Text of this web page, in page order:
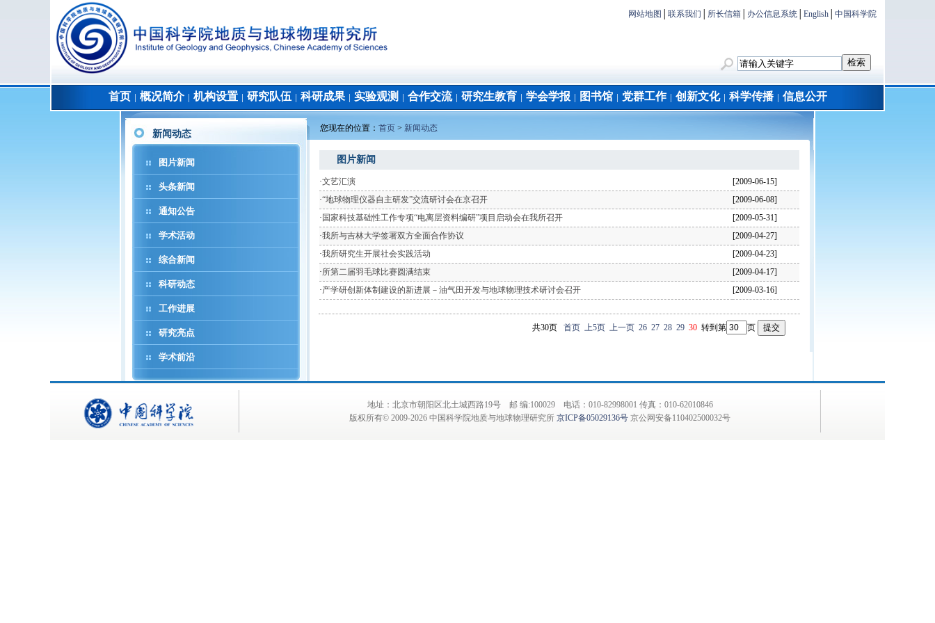
网站地图 联系我们 所长信箱 办公信息系统 English 中国科学院
首页 概况简介│ 机构设置 研究队伍 科研成果│ 实验观测 合作交流│ 研究生教育 学会学报 图书馆 党群工作│ 创新文化│ 科学传播│ 信息公开
新闻动态
图片新闻
头条新闻
通知公告
学术活动
综合新闻
科研动态
工作进展
研究亮点
学术前沿
您现在的位置： 首页 > 新闻动态
图片新闻
·文艺汇演
[2009-06-15]
·“地球物理仪器自主研发”交流研讨会在京召开
[2009-06-08]
· 国家科技基础性工作专项“电离层资料编研”项目启动会在我所召开
[2009-05-31]
·我所与吉林大学签署双方全面合作协议
[2009-04-27]
·我所研究生开展社会实践活动
[2009-04-23]
·所第二届羽毛球比赛圆满结束
[2009-04-17]
·产学研创新体制建设的新进展－油气田开发与地球物理技术研讨会召开 [2009-03-16]
共30页 首页 上5页 上一页 26 27 28 29 30 转到第 页
地址：北京市朝阳区北土城西路19号 邮 编:100029 电话：010-82998001 传真：010-62010846
版权所有© 2009-2026 中国科学院地质与地球物理研究所 京ICP备05029136号 京公网安备110402500032号